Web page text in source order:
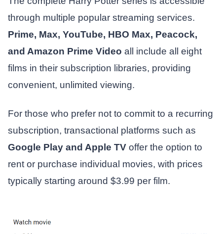
through multiple popular streaming services.
Prime, Max, YouTube, HBO Max, Peacock,
and Amazon Prime Video all include all eight
films in their subscription libraries, providing
convenient, unlimited viewing.
For those who prefer not to commit to a recurring
subscription, transactional platforms such as
Google Play and Apple TVoffer the option to
rent or purchase individual movies, with prices
typically starting around $3.99 per film.